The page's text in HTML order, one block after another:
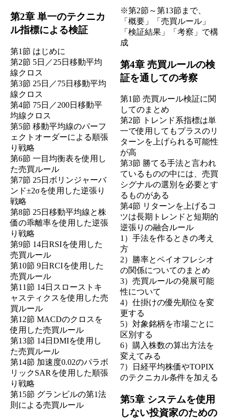
第2章 単一のテクニカ
ル指標による検証
第1節 はじめに
第2節 5日／25日移動平均
線クロス
第3節 25日／75日移動平均
線クロス
第4節 75日／200日移動平
均線クロス
第5節 移動平均線のパーフ
ェクトオーダーによる順張
り戦略
第6節 一目均衡表を使用し
た売買ルール
第7節 25日ボリンジャーバ
ンド±2σを使用した逆張り
戦略
第8節 25日移動平均線と株
価の乖離率を使用した逆張
り戦略
第9節 14日RSIを使用した
売買ルール
第10節 9日RCIを使用した
売買ルール
第11節 14日スローストキ
ャスティクスを使用した売
買ルール
第12節 MACDのクロスを
使用した売買ルール
第13節 14日DMIを使用し
た売買ルール
第14節 加速度0.02のパラボ
リックSARを使用した順張
り戦略
第15節 グランビルの第1法
則による売買ルール
※第2節～第13節まで、
「概要」「売買ルール」
「検証結果」「考察」で構
成
第4章 売買ルールの検
証を通しての考察
第1節 売買ルール検証に関
してのまとめ
第2節 トレンド系指標は単
一で使用してもプラスのリ
ターンを上げられる可能性
が高
第3節 勝てる手法と言われ
ているものの中には、売買
シグナルの選別を必要とす
るものがある
第4節 リターンを上げるコ
ツは長期トレンドと短期的
逆張りの融合ルール
1）手法を作るときの考え
方
2）勝率とペイオフレシオ
の関係についてのまとめ
3）売買ルールの発展可能
性について
4）仕掛けの優先順位を変
更する
5）対象銘柄を市場ごとに
区別する
6）購入株数の算出方法を
変えてみる
7）日経平均株価やTOPIX
のテクニカル条件を加える
第5章 システムを使用
しない投資家のための